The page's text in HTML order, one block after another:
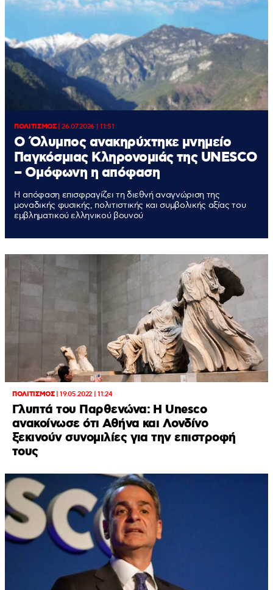
ΠΟΛΙΤΙΣΜΟΣ|26.07.2026 | 11:51
Ο Όλυμπος ανακηρύχτηκε μνημείο
Παγκόσμιας Κληρονομιάς της UNESCO
– Ομόφωνη η απόφαση
Η απόφαση επισφραγίζει τη διεθνή αναγνώριση της
μοναδικής φυσικής, πολιτιστικής και συμβολικής αξίας του
εμβληματικού ελληνικού βουνού
ΠΟΛΙΤΙΣΜΟΣ|19.05.2022 | 11:24
Γλυπτά του Παρθενώνα: Η Unesco
ανακοίνωσε ότι Αθήνα και Λονδίνο
ξεκινούν συνομιλίες για την επιστροφή
τους